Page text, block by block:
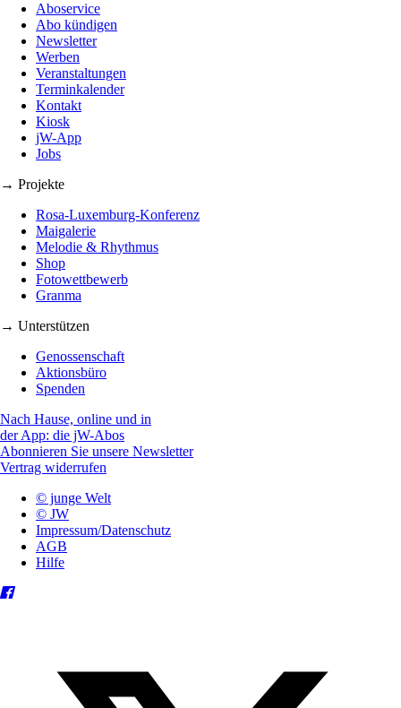
Aboservice
Abo kündigen
Newsletter
Werben
Veranstaltungen
Terminkalender
Kontakt
Kiosk
jW-App
Jobs
→ Projekte
Rosa-Luxemburg-Konferenz
Maigalerie
Melodie & Rhythmus
Shop
Fotowettbewerb
Granma
→ Unterstützen
Genossenschaft
Aktionsbüro
Spenden
Nach Hause, online und in
der App: die jW-Abos
Abonnieren Sie unsere Newsletter
Vertrag widerrufen
© junge Welt
© JW
Impressum/Datenschutz
AGB
Hilfe